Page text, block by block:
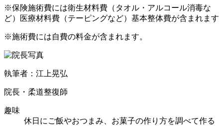
※保険施術費には衛生材料費（タオル・アルコール消毒な
ど）医療材料費（テーピングなど）基本整体費が含まれます
※施術費には自費の料金が含まれます。
執筆者：江上晃弘
院長・柔道整復師
趣味
休日にご飯やおつまみ、お菓子の作り方を調べて作る